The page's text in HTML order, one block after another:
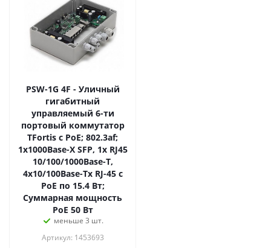
PSW-1G 4F - Уличный
гигабитный
управляемый 6-ти
портовый коммутатор
TFortis с РоЕ; 802.3af;
1х1000Base-X SFP, 1х RJ45
10/100/1000Base-T,
4х10/100Base-Tx RJ-45 с
РоЕ по 15.4 Вт;
Суммарная мощность
РоЕ 50 Вт
меньше 3 шт.
Артикул: 1453693